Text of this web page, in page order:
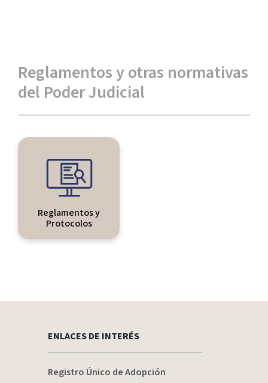
Reglamentos y otras normativas
del Poder Judicial
Reglamentos y
Protocolos
ENLACES DE INTERÉS
Registro Único de Adopción